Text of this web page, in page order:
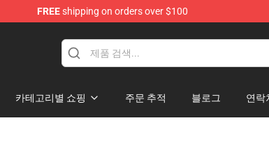
FREEshipping on orders over $100
카테고리별 쇼핑 주문 추적 블로그 연락